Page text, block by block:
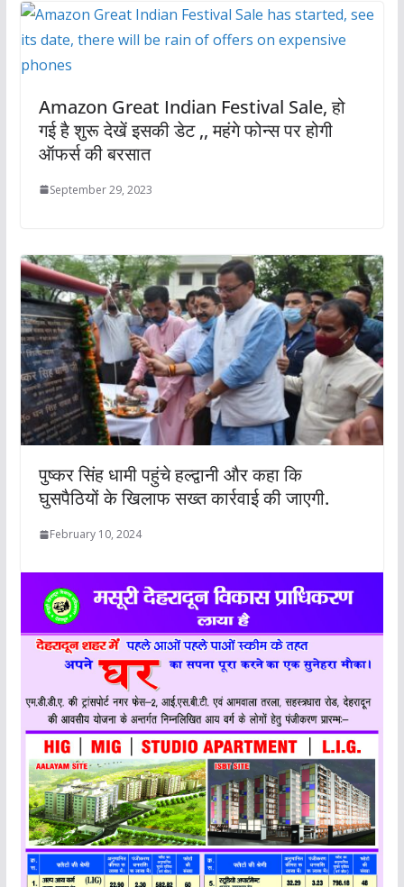
Amazon Great Indian Festival Sale, हो
गई है शुरू देखें इसकी डेट ,, महंगे फोन्स पर होगी
ऑफर्स की बरसात
September 29, 2023
पुष्कर सिंह धामी पहुंचे हल्द्वानी और कहा कि
घुसपैठियों के खिलाफ सख्त कार्रवाई की जाएगी.
February 10, 2024